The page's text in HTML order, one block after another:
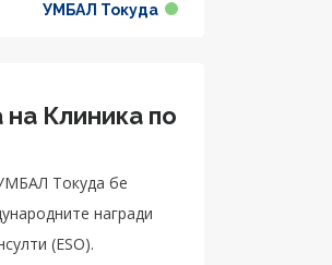
УМБАЛ Токуда
Клиника по
Токуда бе
награди
(ESO).